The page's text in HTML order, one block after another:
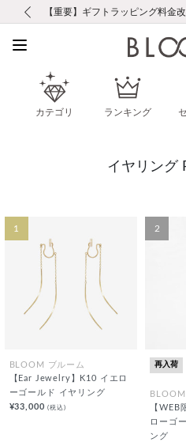
お修理・アフター
【重要】令和８年熊本地震に
【重要】ギフトラッピング料金
【重要】夏季休業の営
税込5,500円以上で送料無
新規会員登録で1000ポ
新規LINE友だち登録で
会員限定！レビュー投稿
お修理・アフター
【重要】令和８年熊本地震に
カテゴリ ランキング
イヤリング
1
BLOOM ブルーム
【Ear Jewelry】K10 イエロ
ーゴールド イヤリング
¥33,000(税込)
2
再入荷
【WEB
ローゴ
ング